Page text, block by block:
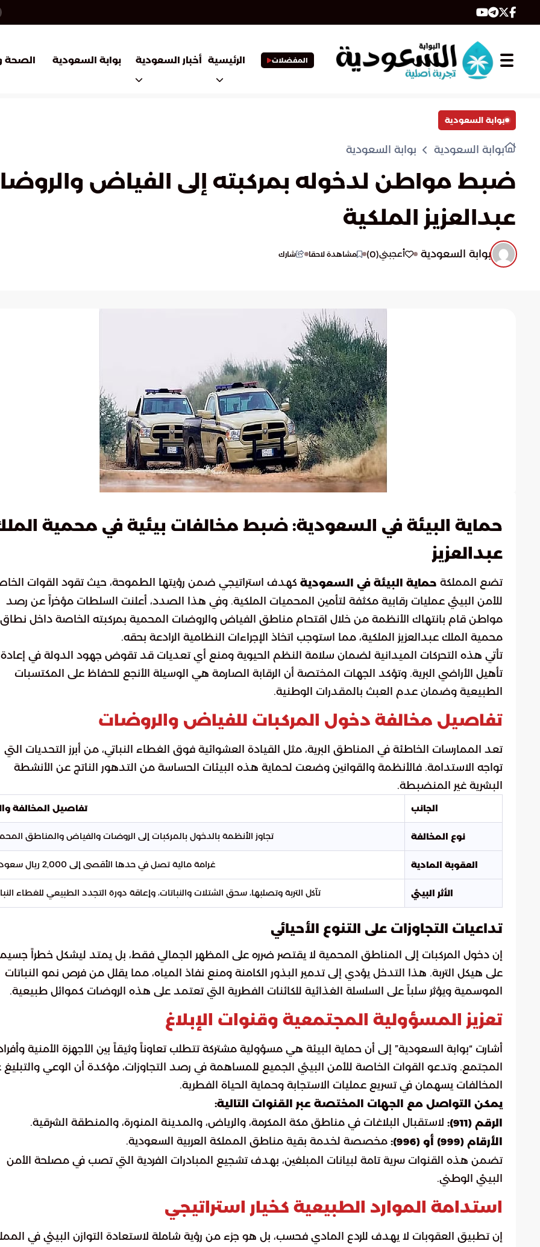
المفضلات الرئيسية أخبار السعودية بوابة السعودية الصحة
بوابة السعودية
بوابة السعودية بوابة السعودية
ضبط مواطن لدخوله بمركبته إلى الفياض
عبدالعزيز الملكية
بوابة السعودية أعجبني(
0
) مشاهدة لاحقا شارك
حماية البيئة في السعودية: ضبط مخالفات بيئية في محمية
عبدالعزيز
تضع المملكة حماية البيئة في السعودية كهدف استراتيجي ضمن رؤيتها الطموحة، حيث تقود القوات
للأمن البيئي عمليات رقابية مكثفة لتأمين المحميات الملكية. وفي هذا الصدد، أعلنت السلطات مؤخراً عن رصد
مواطن قام بانتهاك الأنظمة من خلال اقتحام مناطق الفياض والروضات المحمية بمركبته الخاصة داخل نطاق
محمية الملك عبدالعزيز الملكية، مما استوجب اتخاذ الإجراءات النظامية الرادعة بحقه.
تأتي هذه التحركات الميدانية لضمان سلامة النظم الحيوية ومنع أي تعديات قد تقوض جهود الدولة في إعادة
تأهيل الأراضي البرية. وتؤكد الجهات المختصة أن الرقابة الصارمة هي الوسيلة الأنجع للحفاظ على المكتسبات
الطبيعية وضمان عدم العبث بالمقدرات الوطنية.
تفاصيل مخالفة دخول المركبات للفياض والروضات
تعد الممارسات الخاطئة في المناطق البرية، مثل القيادة العشوائية فوق الغطاء النباتي، من أبرز التحديات التي
تواجه الاستدامة. فالأنظمة والقوانين وضعت لحماية هذه البيئات الحساسة من التدهور الناتج عن الأنشطة
البشرية غير المنضبطة.
الجانب تفاصيل المخالفة
نوع المخالفة تجاوز الأنظمة بالدخول بالمركبات إلى الروضات والفياض والمناطق
العقوبة المادية غرامة مالية تصل في حدها الأقصى إلى 2,000 ريال سعودي.
الأثر البيئي تآكل التربة وتصلبها، سحق الشتلات والنباتات، وإعاقة دورة التجدد الطبيعي للغطاء
تداعيات التجاوزات على التنوع الأحيائي
إن دخول المركبات إلى المناطق المحمية لا يقتصر ضرره على المظهر الجمالي فقط، بل يمتد ليشكل خطراً
على هيكل التربة. هذا التدخل يؤدي إلى تدمير البذور الكامنة ومنع نفاذ المياه، مما يقلل من فرص نمو النباتات
الموسمية ويؤثر سلباً على السلسلة الغذائية للكائنات الفطرية التي تعتمد على هذه الروضات كموائل طبيعية.
تعزيز المسؤولية المجتمعية وقنوات الإبلاغ
أشارت “بوابة السعودية” إلى أن حماية البيئة هي مسؤولية مشتركة تتطلب تعاوناً وثيقاً بين الأجهزة الأمنية
المجتمع. وتدعو القوات الخاصة للأمن البيئي الجميع للمساهمة في رصد التجاوزات، مؤكدة أن الوعي
المخالفات يسهمان في تسريع عمليات الاستجابة وحماية الحياة الفطرية.
يمكن التواصل مع الجهات المختصة عبر القنوات التالية:
الرقم (911):
لاستقبال البلاغات في مناطق مكة المكرمة، والرياض، والمدينة المنورة، والمنطقة الشرقية.
الأرقام (999) أو (996):
مخصصة لخدمة بقية مناطق المملكة العربية السعودية.
تضمن هذه القنوات سرية تامة لبيانات المبلغين، بهدف تشجيع المبادرات الفردية التي تصب في مصلحة الأمن
البيئي الوطني.
استدامة الموارد الطبيعية كخيار استراتيجي
إن تطبيق العقوبات لا يهدف للردع المادي فحسب، بل هو جزء من رؤية شاملة لاستعادة التوازن البيئي في